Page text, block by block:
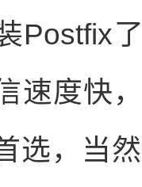
Postfix
速度快
选，当